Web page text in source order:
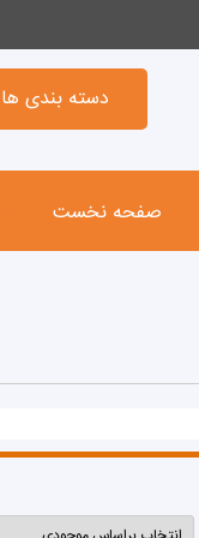
دسته بندی ها
صفحه نخست